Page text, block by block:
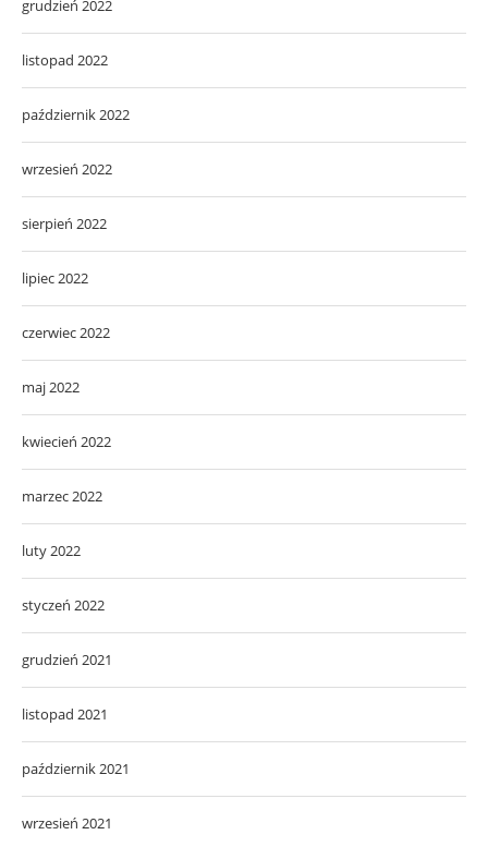
grudzień 2022
listopad 2022
październik 2022
wrzesień 2022
sierpień 2022
lipiec 2022
czerwiec 2022
maj 2022
kwiecień 2022
marzec 2022
luty 2022
styczeń 2022
grudzień 2021
listopad 2021
październik 2021
wrzesień 2021